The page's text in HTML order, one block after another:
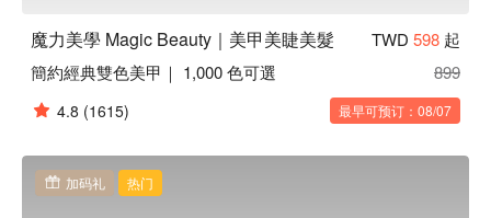
魔力美學 Magic Beauty｜美甲美睫美髮 TWD 598 起
簡約經典雙色美甲｜ 1,000 色可選
899
4.8 (1615) 最早可预订：08/07
加码礼 热门